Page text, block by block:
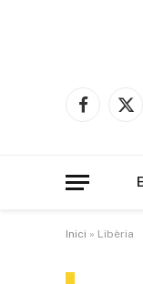
Facebook
X
Inici » Libèria